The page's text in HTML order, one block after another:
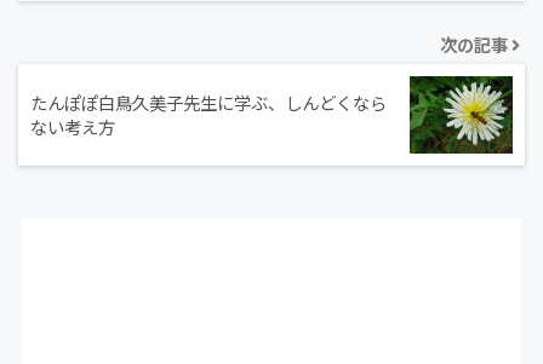
次の記事
たんぽぽ白鳥久美子先生に学ぶ、しんどくなら
ない考え方